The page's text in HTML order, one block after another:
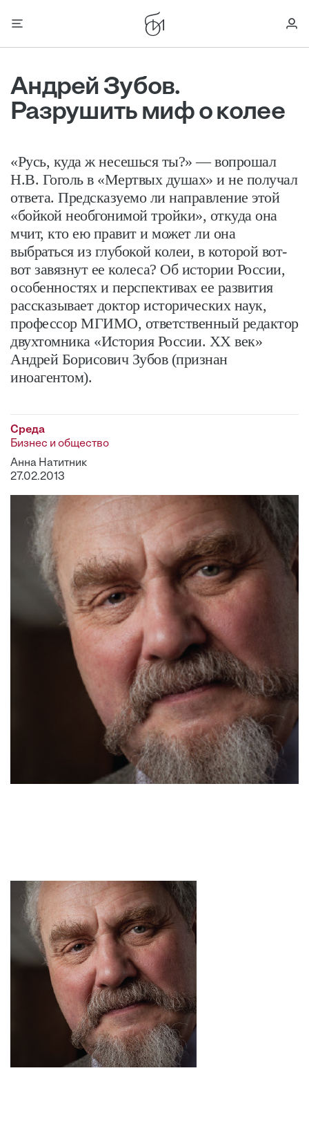
Андрей Зубов.
Разрушить миф о колее
«Русь, куда ж несешься ты?» — вопрошал
Н.В. Гоголь в «Мертвых душах» и не получал
ответа. Предсказуемо ли направление этой
«бойкой необгонимой тройки», откуда она
мчит, кто ею правит и может ли она
выбраться из глубокой колеи, в которой вот-
вот завязнут ее колеса? Об истории России,
особенностях и перспективах ее развития
рассказывает доктор исторических наук,
профессор МГИМО, ответственный редактор
двухтомника «История России. ХХ век»
Андрей Борисович Зубов (признан
иноагентом).
Среда
Бизнес и общество
Анна Натитник
27.02.2013